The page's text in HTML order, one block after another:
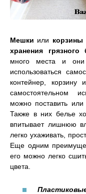
Мешки или корзины
хранения грязного
много места и они
использоваться
контейнер,
самостоятельном
можно поставить
Также в них белье
впитывает лишнюю
легко ухаживать,
Еще одним
его можно легко
цвета.